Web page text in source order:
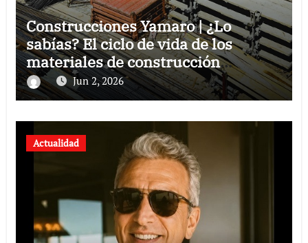
Construcciones Yamaro | ¿Lo
sabías? El ciclo de vida de los
materiales de construcción
revoluciona eficiencia en proyectos
modernos
Jun 2, 2026
Actualidad